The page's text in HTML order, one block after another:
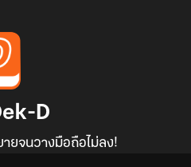
D
ยจนวางมือถือไม่ลง!